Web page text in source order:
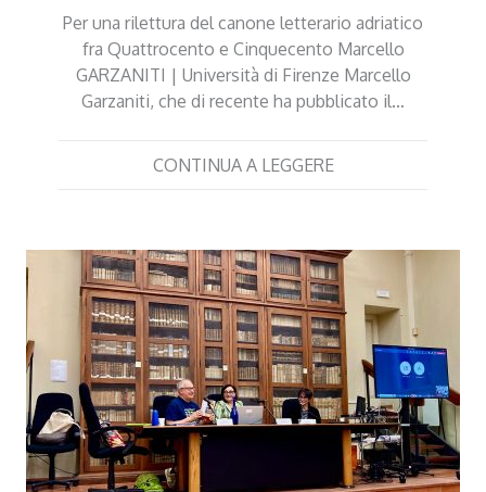
Per una rilettura del canone letterario adriatico
fra Quattrocento e Cinquecento Marcello
GARZANITI | Università di Firenze Marcello
Garzaniti, che di recente ha pubblicato il…
CONTINUA A LEGGERE